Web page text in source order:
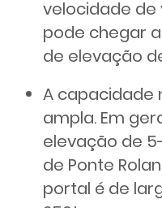
velocidade de
pode chegar
de elevação
A capacidade
ampla. Em
elevação de
de Ponte
portal é de